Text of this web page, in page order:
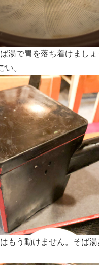
湯で胃を落ち着けまし
い。
もう動けません。そば